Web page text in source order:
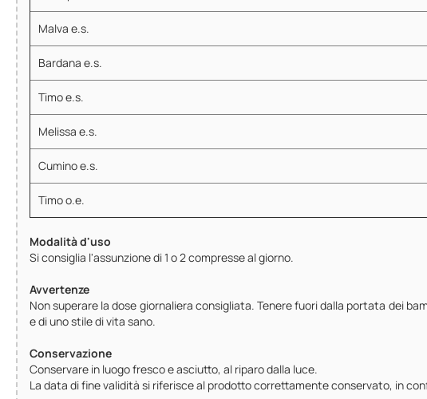
Malva e.s.
Bardana e.s.
Timo e.s.
Melissa e.s.
Cumino e.s.
Timo o.e.
Modalità d'uso
Si consiglia l'assunzione di 1 o 2 compresse al giorno.
Avvertenze
Non superare la dose giornaliera consigliata. Tenere fuori dalla portata dei
e di uno stile di vita sano.
Conservazione
Conservare in luogo fresco e asciutto, al riparo dalla luce.
La data di fine validità si riferisce al prodotto correttamente conservato, in